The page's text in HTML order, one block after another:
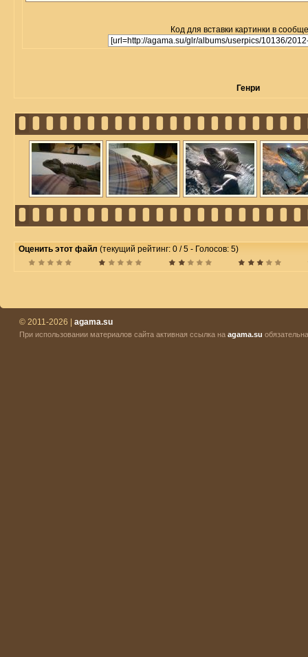
Код для вставки картинки в
Генри
Оценить этот файл (текущий рейтинг: 0 / 5 - Голосов: 5)
© 2011-2026 | agama.su
При использовании материалов сайта активная ссылка на agama.su